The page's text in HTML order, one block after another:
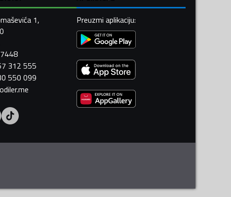
1,
312 555
550 099
Preuzmi aplikaciju: